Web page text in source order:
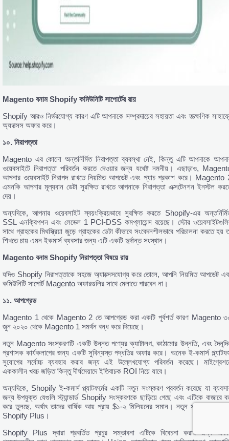
Magento বনাম Shopify কমিউনিটিসাপোর্টেররায়
Shopify আরও নির্ভরযোগ্য কারণ এটি আপনাকে সম্প্রদায়ের সহায়তা এবং তাত্ক্ষণিক
অ্যাক্সেস অফার করে।
১০. নিরাপত্তা
Magento এর কোনো অন্তর্নির্মিত নিরাপত্তা ব্যবস্থা নেই, কিন্তু এটি আপনাকে
ওয়েবসাইটে নিরাপত্তা পরিবর্তন করতে দেওয়ার জন্য যথেষ্ট নমনীয়। এছাড়াও,
আপনার ওয়েবসাইট নিরাপদ রাখতে নিয়মিত আপডেট এবং প্যাচ প্রকাশ করে। Magento
এমনকি আপনার মূল্যবান ডেটা সুরক্ষিত রাখতে আপনাকে নিরাপত্তা এক্সটেনশন ইনস্টল
দেয়।
অন্যদিকে, আপনার ওয়েবসাইট স্বয়ংক্রিয়ভাবে সুরক্ষিত করতে Shopify-এর
SSL এনক্রিপশন এবং লেভেল 1 PCI-DSS কমপ্লায়েন্স রয়েছে। স্টোর
সাথে গ্রাহকের মিথস্ক্রিয়া জুড়ে গ্রাহকের ডেটা কীভাবে সংবেদনশীলভাবে পরিচালনা করতে হয়
শিখতে চায় এমন ইকমার্স ব্যবসার জন্য এটি একটি দুর্দান্ত সংস্থান।
Magento বনাম Shopify নিরাপত্তাবিষয়ে রায়
যদিও Shopify নিরাপত্তাকে সহজে অ্যাক্সেসযোগ্য করে তোলে, আপনি নিয়মিত আপডেট
কমিউনিটি সাপোর্ট Magento অফারগুলির সাথে মেলাতে পারবেন না।
১১. আপগ্রেড
Magento 1 থেকে Magento 2 তে আপগ্রেড করা একটি পূর্বশর্ত কারণ Magento
জুন ২০২০ থেকে Magento 1 সমর্থন বন্ধ করে দিয়েছে।
নতুন Magento সংস্করণটি একটি উন্নত পণ্যের ক্যাটালগ, কাঠামোর উন্নতি, এবং
প্রশাসক কার্যকলাপের জন্য একটি সুবিন্যস্ত পদ্ধতির অফার করে। অনেক ই-কমার্স
সুযোগের সর্বোচ্চ ব্যবহার করার জন্য এই উল্লেখযোগ্য পরিবর্তন করেছে।
এককালীন খরচ জড়িত কিন্তু দীর্ঘমেয়াদে ইতিবাচক ROI নিয়ে যাবে।
অন্যদিকে, Shopify ই-কমার্স প্ল্যাটফর্মের একটি নতুন সংস্করণ প্রবর্তন করেছে যা
জন্য উপযুক্ত যেগুলি স্ট্যান্ডার্ড Shopify সংস্করণকে ছাড়িয়ে গেছে এবং এটিকে বাজারে
করে তুলছে, অর্থাৎ তাদের বার্ষিক আয় প্রায় $১-২ মিলিয়নের সমান। নতুন সংস্করণটির
Shopify Plus।
Shopify Plus দ্বারা প্রবর্তিত প্রচুর সম্ভাবনা এটিকে বিবেচনা করার জন্য